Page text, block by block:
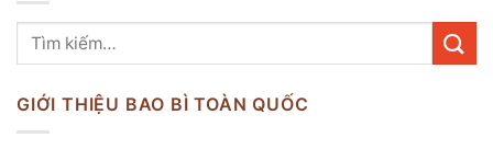
GIỚI THIỆU BAO BÌ TOÀN QUỐC